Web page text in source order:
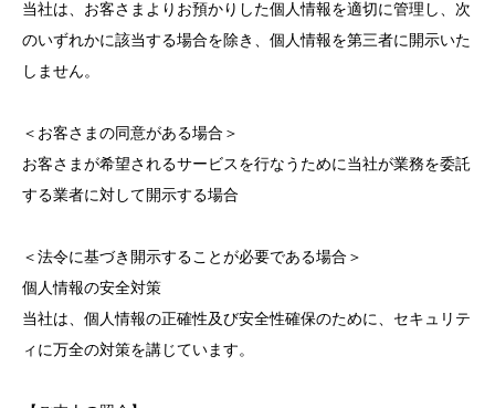
当社は、お客さまよりお預かりした個人情報を適切に管理し、次
のいずれかに該当する場合を除き、個人情報を第三者に開示いた
しません。
＜お客さまの同意がある場合＞
お客さまが希望されるサービスを行なうために当社が業務を委託
する業者に対して開示する場合
＜法令に基づき開示することが必要である場合＞
個人情報の安全対策
当社は、個人情報の正確性及び安全性確保のために、セキュリテ
ィに万全の対策を講じています。